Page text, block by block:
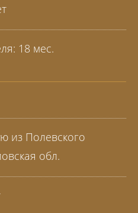
18 мес.
из Полевского
обл.